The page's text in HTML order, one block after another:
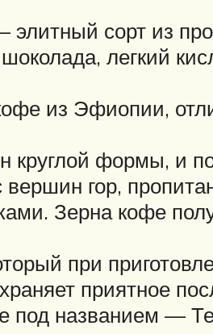
сорт из
легкий
из Эфиопии,
формы, и
гор,
Зерна кофе
при
приятное
под названием —